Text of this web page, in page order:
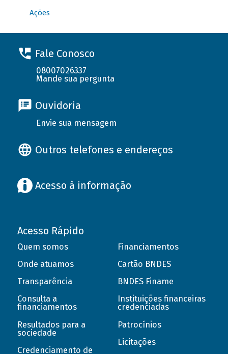
Ações
Fale Conosco
08007026337
Mande sua pergunta
Ouvidoria
Envie sua mensagem
Outros telefones e endereços
Acesso à informação
Acesso Rápido
Quem somos
Onde atuamos
Transparência
Consulta a
financiamentos
Resultados para a
sociedade
Credenciamento de
Financiamentos
Cartão BNDES
BNDES Finame
Instituições financeiras
credenciadas
Patrocínios
Licitações